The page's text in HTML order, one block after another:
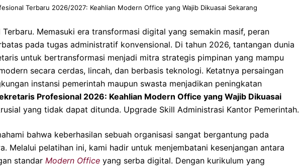
Terbaru 2026/2027: Keahlian Modern Office yang Wajib Dikuasai Sekarang
Memasuki era transformasi digital yang semakin masif, peran
pada tugas administratif konvensional. Di tahun 2026, tantangan dunia
untuk bertransformasi menjadi mitra strategis pimpinan yang mampu
secara cerdas, lincah, dan berbasis teknologi. Ketatnya persaingan
instansi pemerintah maupun swasta menjadikan peningkatan
Profesional 2026: Keahlian Modern Office yang Wajib Dikuasai
yang tidak dapat ditunda. Upgrade Skill Administrasi Kantor Pemerintah.
bahwa keberhasilan sebuah organisasi sangat bergantung pada
Melalui pelatihan ini, kami hadir untuk menjembatani kesenjangan antara
standar Modern Office yang serba digital. Dengan kurikulum yang